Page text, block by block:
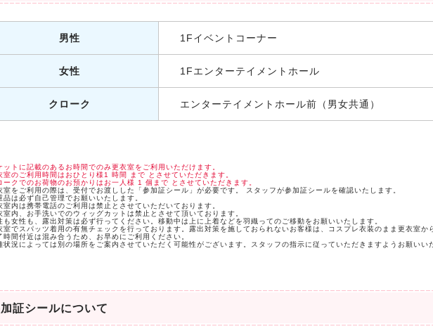
男性 1Fイベントコーナー
女性 1Fエンターテイメントホール
クローク エンターテイメントホール前（男女共通）
ットに記載のあるお時間でのみ更衣室をご利用いただけます。
室のご利用時間はおひとり様1 時間 まで とさせていただきます。
ークでのお荷物のお預かりはお一人様 1 個まで とさせていただきます。
室をご利用の際は、受付でお渡しした「参加証シール」が必要です。 スタッフが参加証シールを確認いたします。
品は必ず自己管理でお願いいたします。
室内は携帯電話のご利用は禁止とさせていただいております。
室内、お手洗いでのウィッグカットは禁止とさせて頂いております。
も女性も、露出対策は必ず行ってください。移動中は上に上着などを羽織ってのご移動をお願いいたします。
室でスパッツ着用の有無チェックを行っております。露出対策を施しておられないお客様は、コスプレ衣装のまま更衣室か
時間付近は混み合うため、お早めにご利用ください。
状況によっては別の場所をご案内させていただく可能性がございます。スタッフの指示に従っていただきますようお願いい
証シールについて